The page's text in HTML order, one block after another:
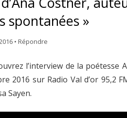
MÉMOIRES &
spontanées »
• Répondre
l’interview de la
2016 sur Radio Val d’or 95,2
Sayen.